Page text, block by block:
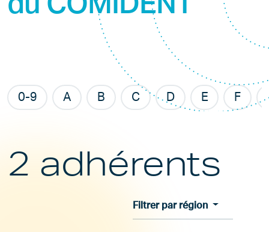
0-9 A B C D E F
2 adhérents
Filtrer par région